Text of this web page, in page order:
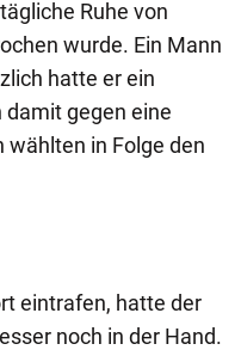
Ruhe von
wurde. Ein Mann
hatte er ein
damit gegen eine
wählten in Folge den
eintrafen, hatte der
noch in der Hand.